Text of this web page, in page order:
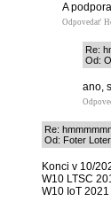
A
Odpovedať
Re:
Od:
ano,
Re:
Od: Foter
Konci v 10/
W10 LTSC
W10 IoT